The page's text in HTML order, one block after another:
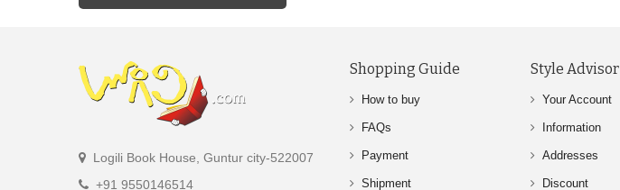
Logili Book House, Guntur city-522007
+91 9550146514
Shopping Guide
How to buy
FAQs
Payment
Shipment
Style Advisor
Your Account
Information
Addresses
Discount